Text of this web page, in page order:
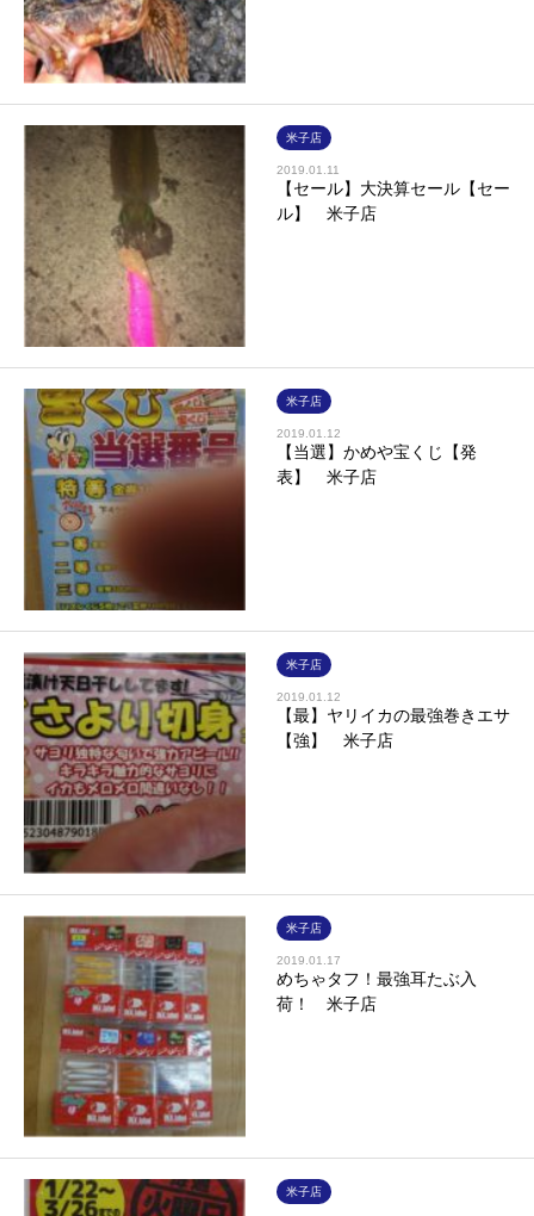
米子店
2019.01.11
【セール】大決算セール【セー
ル】 米子店
米子店
2019.01.12
【当選】かめや宝くじ【発
表】 米子店
米子店
2019.01.12
【最】ヤリイカの最強巻きエサ
【強】 米子店
米子店
2019.01.17
めちゃタフ！最強耳たぶ入
荷！ 米子店
米子店